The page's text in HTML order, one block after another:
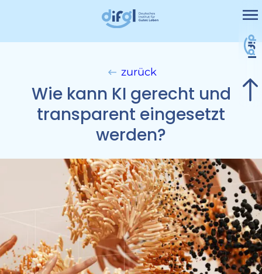
Nicht kategorisiert
Kontakt
zurück
Wie kann KI gerecht und
transparent eingesetzt
werden?